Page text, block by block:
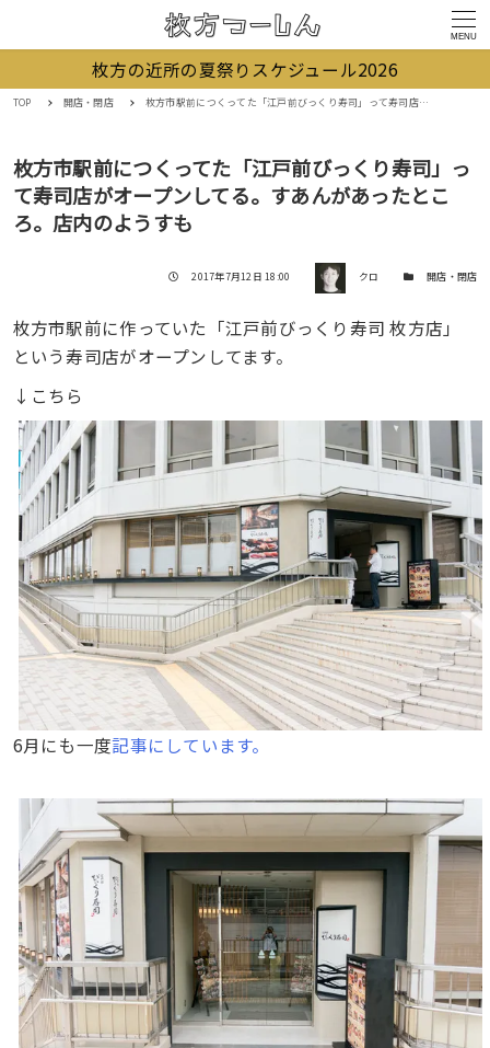
MENU
枚方の近所の夏祭りスケジュール2026
TOP 開店・閉店 枚方市駅前につくってた「江戸前びっくり寿司」って寿司店がオープンしてる。すあんがあったところ。店内のようすも
枚方市駅前につくってた「江戸前びっくり寿司」っ
て寿司店がオープンしてる。すあんがあったとこ
ろ。店内のようすも
投稿日
2017年7月12日 18:00 著者 クロ カテゴリー開店・閉店
枚方市駅前に作っていた「江戸前びっくり寿司 枚方店」
という寿司店がオープンしてます。
↓こちら
6月にも一度記事にしています。